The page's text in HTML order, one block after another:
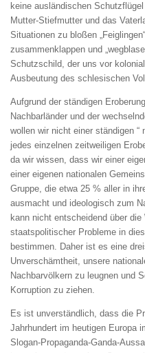
keine ausländischen
Mutter-Stiefmutter und das
Situationen zu bloßen
zusammenklappen und
Schutzschild, der uns vor
Ausbeutung des schlesischen
Aufgrund der ständigen
Nachbarländer und der
wollen wir nicht einer ständigen “
jedes einzelnen zeitweiligen
da wir wissen, dass wir einer
einer eigenen nationalen
Gruppe, die etwa 25 % aller in
ausmacht und ideologisch zum
kann nicht entscheidend über
staatspolitischer Probleme in
bestimmen. Daher ist es eine
Unverschämtheit, unsere
Nachbarvölkern zu leugnen und
Korruption zu ziehen.
Es ist unverständlich, dass die
Jahrhundert im heutigen Europa
Slogan-Propaganda-Ganda-